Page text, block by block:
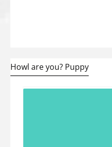
Howl are you? Puppy
Produktgalerie